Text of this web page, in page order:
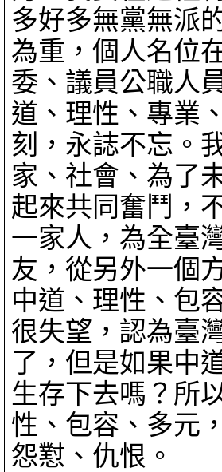
多好多無黨無派
為重，個人名位
委、議員公職人
道、理性、專業
刻，永誌不忘。
家、社會、為了
起來共同奮鬥，
一家人，為全臺
友，從另外一個
中道、理性、包
很失望，認為臺
了，但是如果中
生存下去嗎？所
性、包容、多元
怨懟、仇恨。